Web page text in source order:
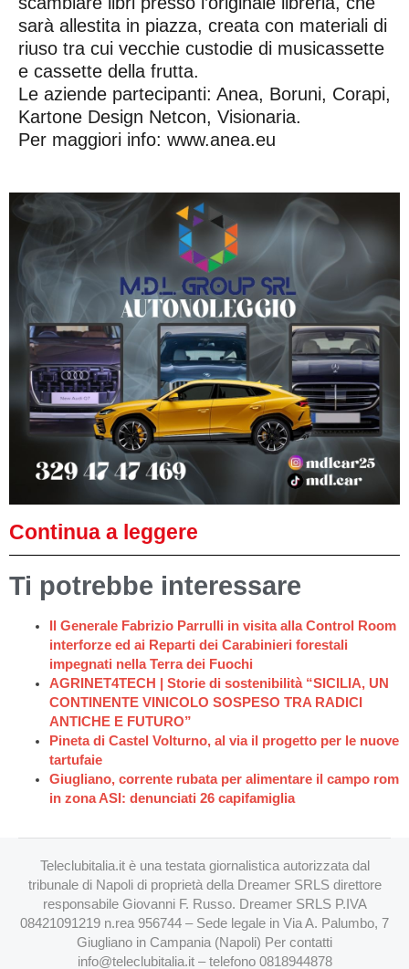
sarà allestita in piazza, creata con materiali di
riuso tra cui vecchie custodie di musicassette
e cassette della frutta.
Le aziende partecipanti: Anea, Boruni, Corapi,
Kartone Design Netcon, Visionaria.
Per maggiori info: www.anea.eu
Continua a leggere
Ti potrebbe interessare
Il Generale Fabrizio Parrulli in visita alla Control Room
interforze ed ai Reparti dei Carabinieri forestali
impegnati nella Terra dei Fuochi
AGRINET4TECH | Storie di sostenibilità “SICILIA, UN
CONTINENTE VINICOLO SOSPESO TRA RADICI
ANTICHE E FUTURO”
Pineta di Castel Volturno, al via il progetto per le nuove
tartufaie
Giugliano, corrente rubata per alimentare il campo rom
in zona ASI: denunciati 26 capifamiglia
Teleclubitalia.it è una testata giornalistica autorizzata dal
tribunale di Napoli di proprietà della Dreamer SRLS direttore
responsabile Giovanni F. Russo. Dreamer SRLS P.IVA
08421091219 n.rea 956744 – Sede legale in Via A. Palumbo, 7
Giugliano in Campania (Napoli) Per contatti
info@teleclubitalia.it– telefono 0818944878